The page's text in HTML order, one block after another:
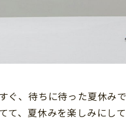
ぐ、待ちに待った夏休み
て、夏休みを楽しみにし